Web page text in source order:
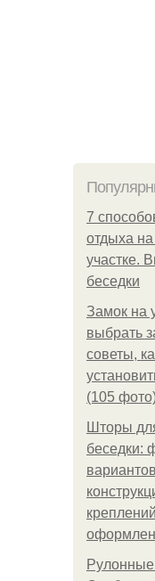
7
отдыха
участке.
беседки
Замок на
выбрать
советы,
(105
Шторы
беседки: